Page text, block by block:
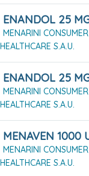
MENARINI CONSUMER
HEALTHCARE S.A.U.
MENARINI CONSUMER
HEALTHCARE S.A.U.
MENARINI CONSUMER
HEALTHCARE S.A.U.